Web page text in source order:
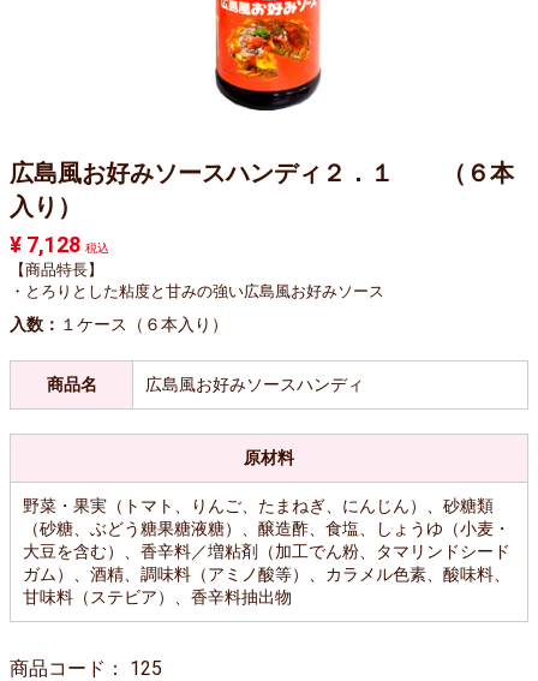
広島風お好みソースハンディ２．１ （６本
入り）
¥ 7,128 税込
【商品特長】
・とろりとした粘度と甘みの強い広島風お好みソース
入数： １ケース（６本入り）
商品名 広島風お好みソースハンディ
原材料
野菜・果実（トマト、りんご、たまねぎ、にんじん）、砂糖類
（砂糖、ぶどう糖果糖液糖）、醸造酢、食塩、しょうゆ（小麦・
大豆を含む）、香辛料／増粘剤（加工でん粉、タマリンドシード
ガム）、酒精、調味料（アミノ酸等）、カラメル色素、酸味料、
甘味料（ステビア）、香辛料抽出物
商品コード： 125